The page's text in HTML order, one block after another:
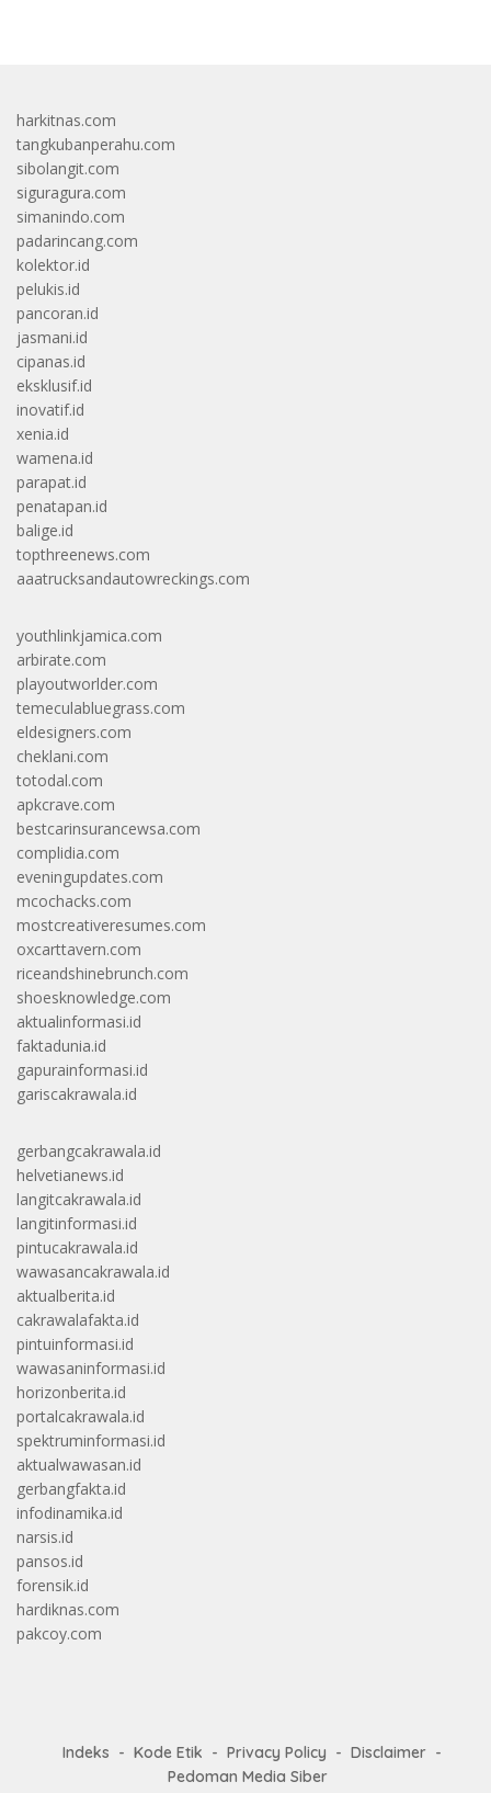
harkitnas.com
tangkubanperahu.com
sibolangit.com
siguragura.com
simanindo.com
padarincang.com
kolektor.id
pelukis.id
pancoran.id
jasmani.id
cipanas.id
eksklusif.id
inovatif.id
xenia.id
wamena.id
parapat.id
penatapan.id
balige.id
topthreenews.com
aaatrucksandautowreckings.com
youthlinkjamica.com
arbirate.com
playoutworlder.com
temeculabluegrass.com
eldesigners.com
cheklani.com
totodal.com
apkcrave.com
bestcarinsurancewsa.com
complidia.com
eveningupdates.com
mcochacks.com
mostcreativeresumes.com
oxcarttavern.com
riceandshinebrunch.com
shoesknowledge.com
aktualinformasi.id
faktadunia.id
gapurainformasi.id
gariscakrawala.id
gerbangcakrawala.id
helvetianews.id
langitcakrawala.id
langitinformasi.id
pintucakrawala.id
wawasancakrawala.id
aktualberita.id
cakrawalafakta.id
pintuinformasi.id
wawasaninformasi.id
horizonberita.id
portalcakrawala.id
spektruminformasi.id
aktualwawasan.id
gerbangfakta.id
infodinamika.id
narsis.id
pansos.id
forensik.id
hardiknas.com
pakcoy.com
Indeks Kode Etik Privacy Policy
Disclaimer
Pedoman Media Siber